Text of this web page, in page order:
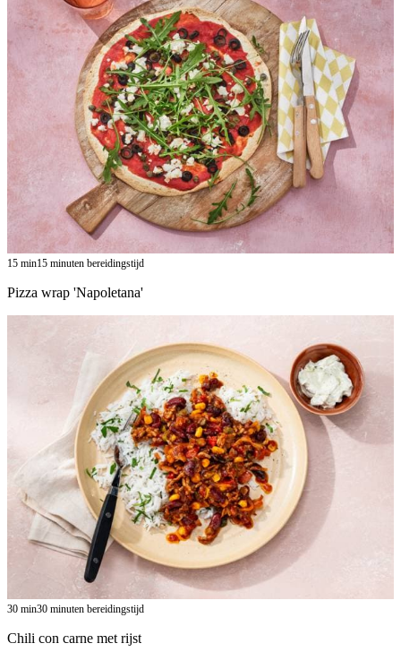
15 min15 minuten bereidingstijd
Pizza wrap 'Napoletana'
30 min30 minuten bereidingstijd
Chili con carne met rijst